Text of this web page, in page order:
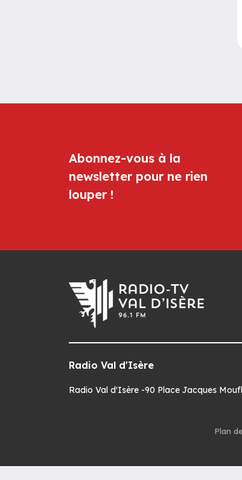
Abonnez-vous à la
newsletter pour ne rien
louper !
Radio Val d'Isère
Radio Val d'Isère -90 Place Jacques
Plan